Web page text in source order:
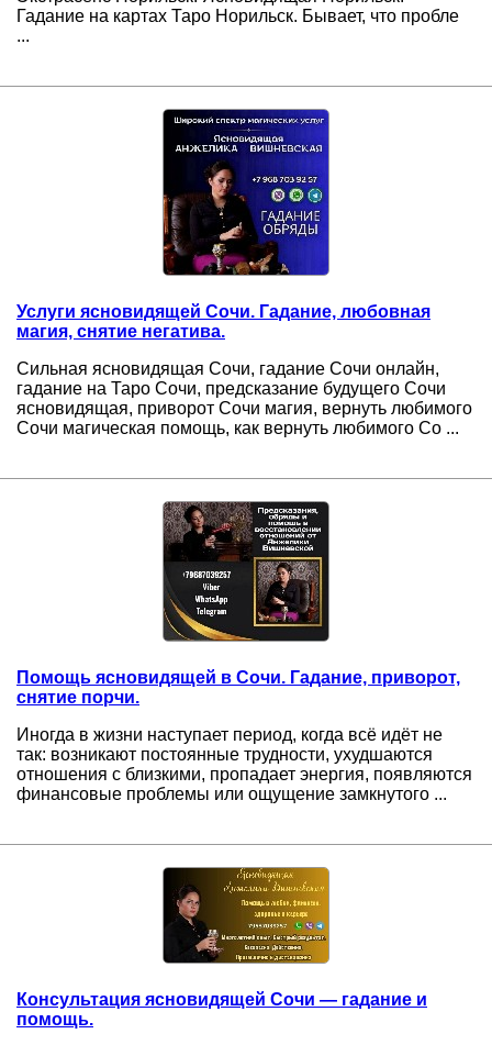
Гадание на картах Таро Норильск. Бывает, что пробле
...
Услуги ясновидящей Сочи. Гадание, любовная
магия, снятие негатива.
Сильная ясновидящая Сочи, гадание Сочи онлайн,
гадание на Таро Сочи, предсказание будущего Сочи
ясновидящая, приворот Сочи магия, вернуть любимого
Сочи магическая помощь, как вернуть любимого Со ...
Помощь ясновидящей в Сочи. Гадание, приворот,
снятие порчи.
Иногда в жизни наступает период, когда всё идёт не
так: возникают постоянные трудности, ухудшаются
отношения с близкими, пропадает энергия, появляются
финансовые проблемы или ощущение замкнутого ...
Консультация ясновидящей Сочи — гадание и
помощь.